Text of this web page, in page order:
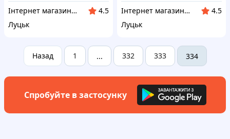
Інтернет магазин LISPO
4.5
Луцьк
Інтернет магазин LISPO
4.5
Луцьк
Назад 1 ... 332 333 334
Спробуйте в застосунку